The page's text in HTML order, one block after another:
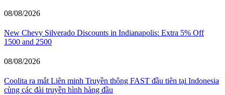
08/08/2026
New Chevy Silverado Discounts in Indianapolis: Extra 5% Off
1500 and 2500
08/08/2026
Coolita ra mắt Liên minh Truyền thông FAST đầu tiên tại Indonesia
cùng các đài truyền hình hàng đầu